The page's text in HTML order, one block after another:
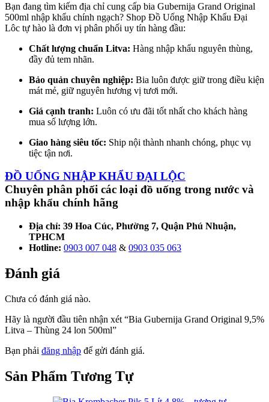
Bạn đang tìm kiếm địa chỉ cung cấp bia Gubernija Grand Original
500ml nhập khẩu chính ngạch? Shop Đồ Uống Nhập Khẩu Đại
Lôc tự hào là đơn vị phân phối uy tín hàng đầu:
Chất lượng chuẩn Litva: Hàng nhập khẩu nguyên thùng,
đầy đủ tem nhãn.
Bảo quản chuyên nghiệp: Bia luôn được giữ trong điều kiện
mát mẻ, giữ nguyên hương vị tươi mới.
Giá cạnh tranh: Luôn có ưu đãi tốt nhất cho khách hàng
mua số lượng lớn.
Giao hàng siêu tốc: Ship nội thành nhanh chóng, phục vụ
tiệc tận nơi.
ĐỒ UỐNG NHẬP KHẨU ĐẠI LỘC
Chuyên phân phối các loại đồ uống trong nước và
nhập khẩu chính hãng
Địa chỉ: 39 Hoa Cúc, Phường 7, Quận Phú Nhuận,
TPHCM
Hotline: 0903 007 048 & 0903 035 063
Đánh giá
Chưa có đánh giá nào.
Hãy là người đầu tiên nhận xét “Bia Gubernija Grand Original 9,5%
Litva – Thùng 24 lon 500ml”
Bạn phải đăng nhập để gửi đánh giá.
Sản Phẩm Tương Tự